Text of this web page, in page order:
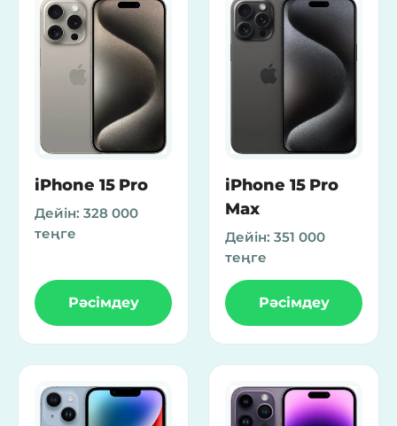
iPhone 15 Pro
Дейін: 328 000
теңге
Рәсімдеу
iPhone 15 Pro
Max
Дейін: 351 000
теңге
Рәсімдеу